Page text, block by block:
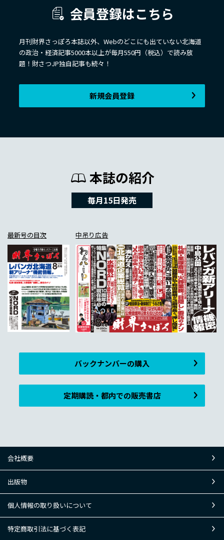
会員登録はこちら
月刊財界さっぽろ本誌以外、Webのどこにも出ていない北海道
の政治・経済記事5000本以上が毎月550円（税込）で読み放
題！財さつJP独自記事も続々！
新規会員登録
本誌の紹介
毎月15日発売
最新号の目次 中吊り広告
バックナンバーの購入
定期購読・都内での販売書店
会社概要
出版物
個人情報の取り扱いについて
特定商取引法に基づく表記